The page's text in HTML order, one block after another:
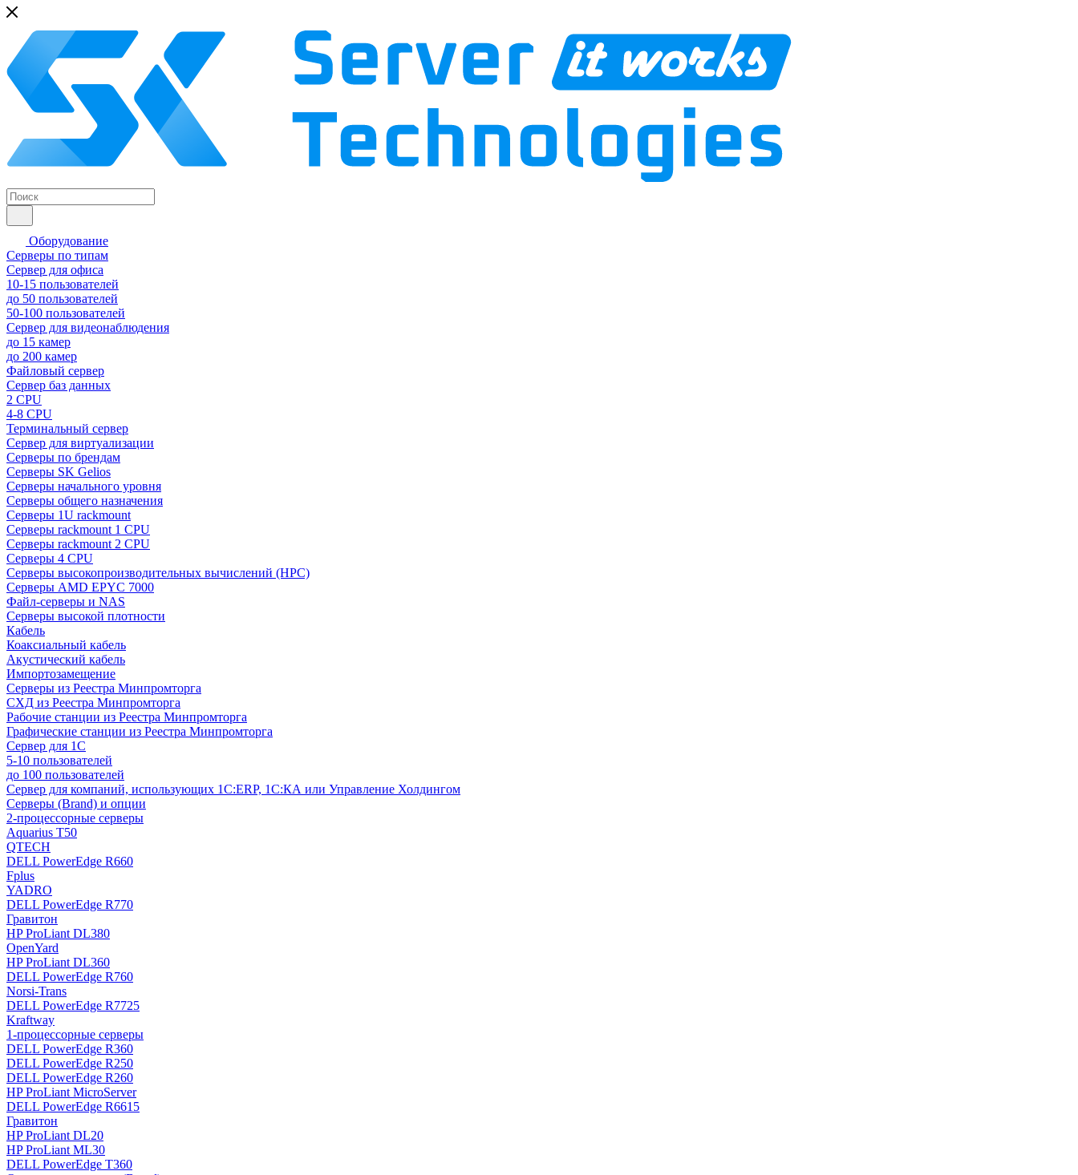
Оборудование
Серверы по типам
Сервер для офиса
10-15 пользователей
до 50 пользователей
50-100 пользователей
Сервер для видеонаблюдения
до 15 камер
до 200 камер
Файловый сервер
Сервер баз данных
2 CPU
4-8 CPU
Терминальный сервер
Сервер для виртуализации
Серверы по брендам
Серверы SK Gelios
Серверы начального уровня
Серверы общего назначения
Серверы 1U rackmount
Серверы rackmount 1 CPU
Серверы rackmount 2 CPU
Серверы 4 CPU
Серверы высокопроизводительных вычислений (HPC)
Серверы AMD EPYC 7000
Файл-серверы и NAS
Серверы высокой плотности
Кабель
Коаксиальный кабель
Акустический кабель
Импортозамещение
Серверы из Реестра Минпромторга
СХД из Реестра Минпромторга
Рабочие станции из Реестра Минпромторга
Графические станции из Реестра Минпромторга
Сервер для 1С
5-10 пользователей
до 100 пользователей
Сервер для компаний, использующих 1C:ERP, 1С:КА или Управление Холдингом
Серверы (Brand) и опции
2-процессорные серверы
Aquarius T50
QTECH
DELL PowerEdge R660
Fplus
YADRO
DELL PowerEdge R770
Гравитон
HP ProLiant DL380
OpenYard
HP ProLiant DL360
DELL PowerEdge R760
Norsi-Trans
DELL PowerEdge R7725
Kraftway
1-процессорные серверы
DELL PowerEdge R360
DELL PowerEdge R250
DELL PowerEdge R260
HP ProLiant MicroServer
DELL PowerEdge R6615
Гравитон
HP ProLiant DL20
HP ProLiant ML30
DELL PowerEdge T360